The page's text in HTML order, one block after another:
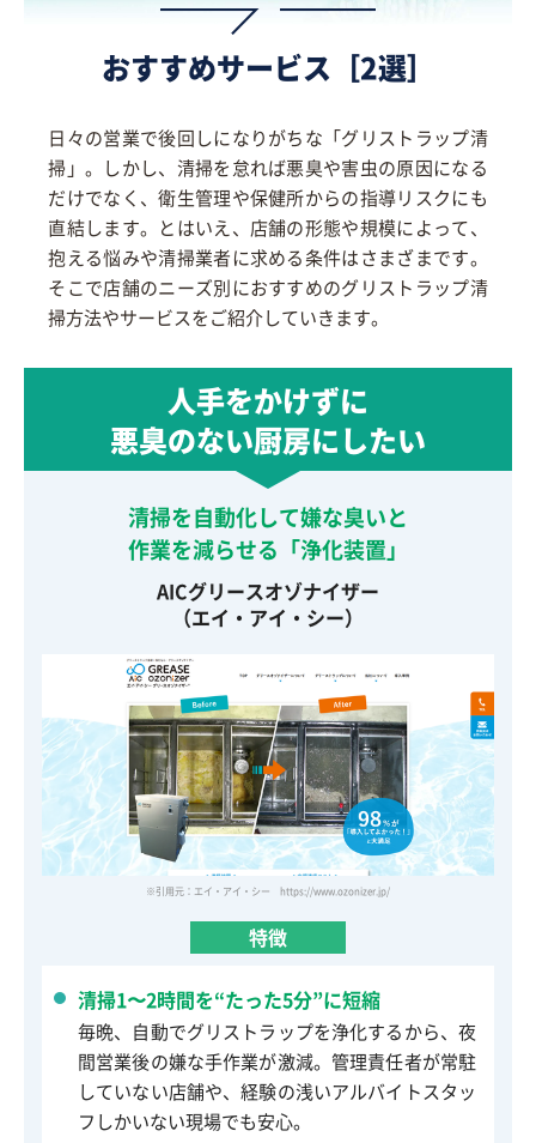
おすすめサービス［2選］
日々の営業で後回しになりがちな「グリストラップ清
掃」。しかし、清掃を怠れば悪臭や害虫の原因になる
だけでなく、衛生管理や保健所からの指導リスクにも
直結します。とはいえ、店舗の形態や規模によって、
抱える悩みや清掃業者に求める条件はさまざまです。
そこで店舗のニーズ別におすすめのグリストラップ清
掃方法やサービスをご紹介していきます。
人手をかけずに
悪臭のない厨房にしたい
清掃を自動化して嫌な臭いと
作業を減らせる「浄化装置」
AICグリースオゾナイザー
（エイ・アイ・シー）
※引用元：エイ・アイ・シー https://www.ozonizer.jp/
特徴
清掃1〜2時間を“たった5分”に短縮
毎晩、自動でグリストラップを浄化するから、夜
間営業後の嫌な手作業が激減。管理責任者が常駐
していない店舗や、経験の浅いアルバイトスタッ
フしかいない現場でも安心。